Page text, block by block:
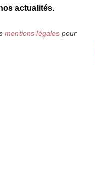
actualités.
mentions légalespour